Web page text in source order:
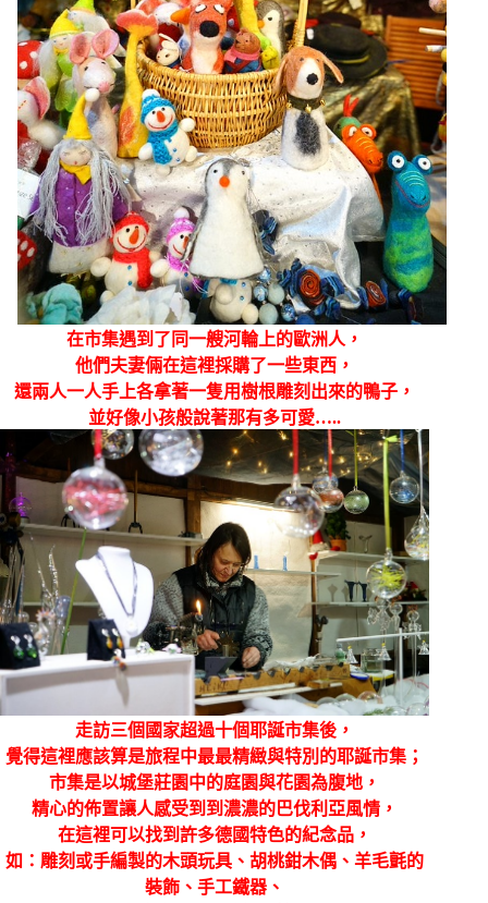
在市集遇到了同一艘河輪上的歐洲人，
他們夫妻倆在這裡採購了一些東西，
還兩人一人手上各拿著一隻用樹根雕刻出來的鴨子，
並好像小孩般說著那有多可愛…..
走訪三個國家超過十個耶誕市集後，
覺得這裡應該算是旅程中最最精緻與特別的耶誕市集；
市集是以城堡莊園中的庭園與花園為腹地，
精心的佈置讓人感受到到濃濃的巴伐利亞風情，
在這裡可以找到許多德國特色的紀念品，
如：雕刻或手編製的木頭玩具、胡桃鉗木偶、羊毛氈的
裝飾、手工鐵器、